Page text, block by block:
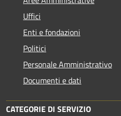
Uffici
Enti e fondazioni
Politici
Personale Amministrativo
Documenti e dati
CATEGORIE DI SERVIZIO